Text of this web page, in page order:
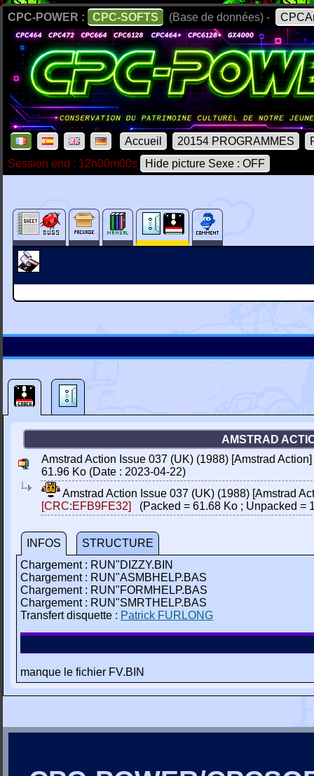
CPC-POWER : CPC-SOFTS (Base de données) -
Accueil 20154 PROGRAMMES
Session end : 12h00m00s
Hide picture Sexe : OFF
AMSTRAD
Amstrad Action Issue 037 (UK) (1988) [Amstrad
61.96 Ko (Date : 2023-04-22)
Amstrad Action Issue 037 (UK) (1988) [Amstrad
[CRC:EFB9FE32]
(Packed = 61.68 Ko ; Unpacked =
INFOS
STRUCTURE
Chargement : RUN"DIZZY.BIN
Chargement : RUN"ASMBHELP.BAS
Chargement : RUN"FORMHELP.BAS
Chargement : RUN"SMRTHELP.BAS
Transfert disquette : Patrick FURLONG
manque le fichier FV.BIN